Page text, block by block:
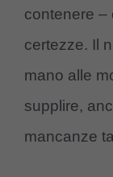
contenere –
certezze. Il
mano alle
supplire,
mancanze